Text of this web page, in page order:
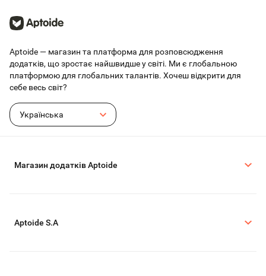
Aptoide — магазин та платформа для розповсюдження
додатків, що зростає найшвидше у світі. Ми є глобальною
платформою для глобальних талантів. Хочеш відкрити для
себе весь світ?
Українська
Магазин додатків Aptoide
Aptoide S.A